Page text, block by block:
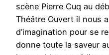
scène Pierre Cuq au
Théâtre Ouvert il nous
d’imagination pour se
donne toute la saveur